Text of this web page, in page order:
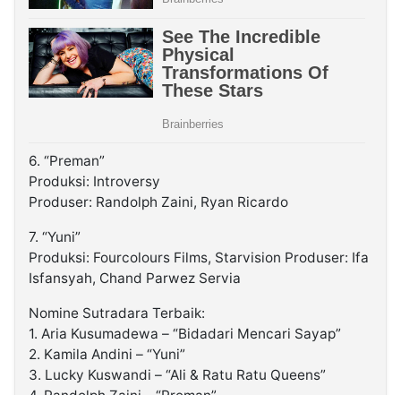
6. “Preman”
Produksi: Introversy
Produser: Randolph Zaini, Ryan Ricardo
7. “Yuni”
Produksi: Fourcolours Films, Starvision Produser: Ifa
Isfansyah, Chand Parwez Servia
Nomine Sutradara Terbaik:
1. Aria Kusumadewa – “Bidadari Mencari Sayap”
2. Kamila Andini – “Yuni”
3. Lucky Kuswandi – “Ali & Ratu Ratu Queens”